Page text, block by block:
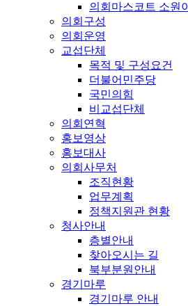
의회마스코트 소원이
의회구성
의회운영
교섭단체
목적 및 구성요건
더불어민주당
국민의힘
비교섭단체
의회연혁
홍보영상
홍보대사
의회사무처
조직현황
업무계획
정책지원관 현황
청사안내
층별안내
찾아오시는 길
북부분원안내
경기마루
경기마루 안내